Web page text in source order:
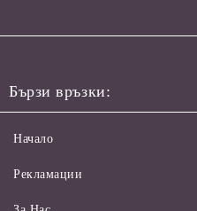
Бързи връзки:
Начало
Рекламации